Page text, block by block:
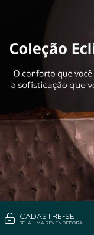
CADASTRE-SE
SEJA UMA REVENDEDORA